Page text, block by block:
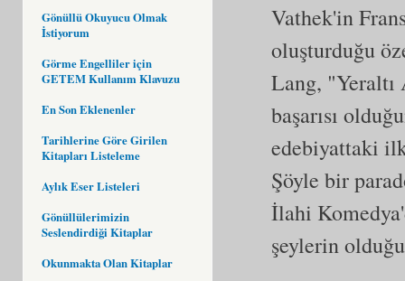
Gönüllü Okuyucu Olmak
İstiyorum
Görme Engelliler için
GETEM Kullanım Klavuzu
En Son Eklenenler
Tarihlerine Göre Girilen
Kitapları Listeleme
Aylık Eser Listeleri
Gönüllülerimizin
Seslendirdiği Kitaplar
Okunmakta Olan Kitaplar
Vathek'in
oluşturduğu
Lang, "Yeraltı
başarısı
edebiyattaki
Şöyle bir
İlahi
şeylerin